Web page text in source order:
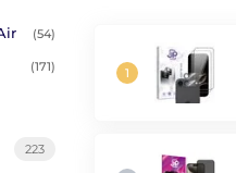
(54)
(171)
223